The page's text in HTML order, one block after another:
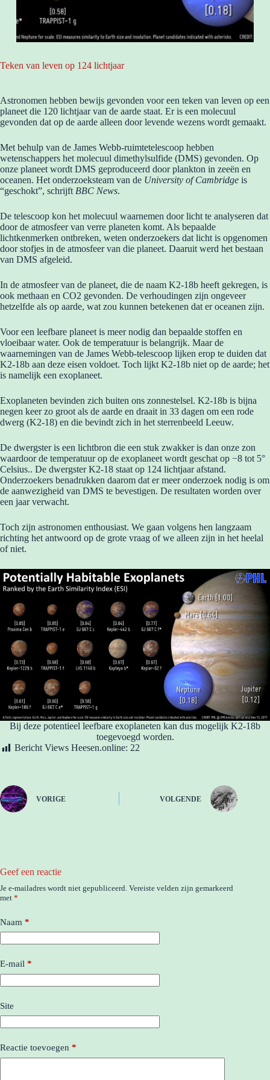
Teken van leven op 124 lichtjaar
Astronomen hebben bewijs gevonden voor een teken van leven op een
planeet die 120 lichtjaar van de aarde staat. Er is een molecuul
gevonden dat op de aarde alleen door levende wezens wordt gemaakt.
Met behulp van de James Webb-ruimtetelescoop hebben
wetenschappers het molecuul dimethylsulfide (DMS) gevonden. Op
onze planeet wordt DMS geproduceerd door plankton in zeeën en
oceanen. Het onderzoeksteam van de University of Cambridge is
“geschokt”, schrijft BBC News.
De telescoop kon het molecuul waarnemen door licht te analyseren dat
door de atmosfeer van verre planeten komt. Als bepaalde
lichtkenmerken ontbreken, weten onderzoekers dat licht is opgenomen
door stofjes in de atmosfeer van die planeet. Daaruit werd het bestaan
van DMS afgeleid.
In de atmosfeer van de planeet, die de naam K2-18b heeft gekregen, is
ook methaan en CO2 gevonden. De verhoudingen zijn ongeveer
hetzelfde als op aarde, wat zou kunnen betekenen dat er oceanen zijn.
Voor een leefbare planeet is meer nodig dan bepaalde stoffen en
vloeibaar water. Ook de temperatuur is belangrijk. Maar de
waarnemingen van de James Webb-telescoop lijken erop te duiden dat
K2-18b aan deze eisen voldoet. Toch lijkt K2-18b niet op de aarde; het
is namelijk een exoplaneet.
Exoplaneten bevinden zich buiten ons zonnestelsel. K2-18b is bijna
negen keer zo groot als de aarde en draait in 33 dagen om een rode
dwerg (K2-18) en die bevindt zich in het sterrenbeeld Leeuw.
De dwergster is een lichtbron die een stuk zwakker is dan onze zon
waardoor de temperatuur op de exoplaneet wordt geschat op −8 tot 5°
Celsius.. De dwergster K2-18 staat op 124 lichtjaar afstand.
Onderzoekers benadrukken daarom dat er meer onderzoek nodig is om
de aanwezigheid van DMS te bevestigen. De resultaten worden over
een jaar verwacht.
Toch zijn astronomen enthousiast. We gaan volgens hen langzaam
richting het antwoord op de grote vraag of we alleen zijn in het heelal
of niet.
Bij deze potentieel leefbare exoplaneten kan dus mogelijk K2-18b
toegevoegd worden.
Bericht Views Heesen.online: 22
VORIGE VOLGENDE
Geef een reactie
Je e-mailadres wordt niet gepubliceerd. Vereiste velden zijn gemarkeerd
met *
Naam *
E-mail *
Site
Reactie toevoegen *